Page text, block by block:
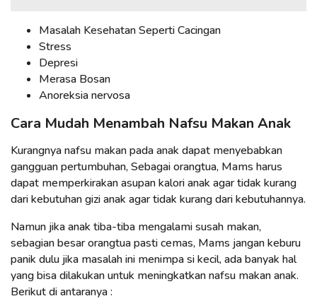
Masalah Kesehatan Seperti Cacingan
Stress
Depresi
Merasa Bosan
Anoreksia nervosa
Cara Mudah Menambah Nafsu Makan Anak
Kurangnya nafsu makan pada anak dapat menyebabkan
gangguan pertumbuhan, Sebagai orangtua, Mams harus
dapat memperkirakan asupan kalori anak agar tidak kurang
dari kebutuhan gizi anak agar tidak kurang dari kebutuhannya.
Namun jika anak tiba-tiba mengalami susah makan,
sebagian besar orangtua pasti cemas, Mams jangan keburu
panik dulu jika masalah ini menimpa si kecil, ada banyak hal
yang bisa dilakukan untuk meningkatkan nafsu makan anak.
Berikut di antaranya :